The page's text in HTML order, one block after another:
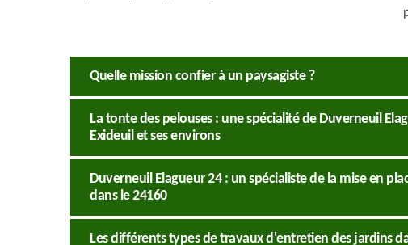
Quelle mission confier à un paysagiste ?
La tonte des pelouses : une spécialité de Duverneuil
Exideuil et ses environs
Duverneuil Elagueur 24 : un spécialiste de la mise en
dans le 24160
Les différents types de travaux d'entretien des jardins